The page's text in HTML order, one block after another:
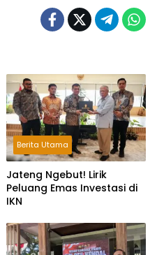
Berita Utama
Jateng Ngebut! Lirik
Peluang Emas Investasi di
IKN